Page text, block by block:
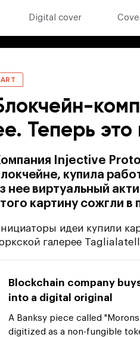
Digital cover
ART
Теперь
Injective
купила
нее виртуальный
картину сожгли
идеи купили
галерее
Blockchain company
into a digital original
A Banksy piece called
digitized as a non-fungible